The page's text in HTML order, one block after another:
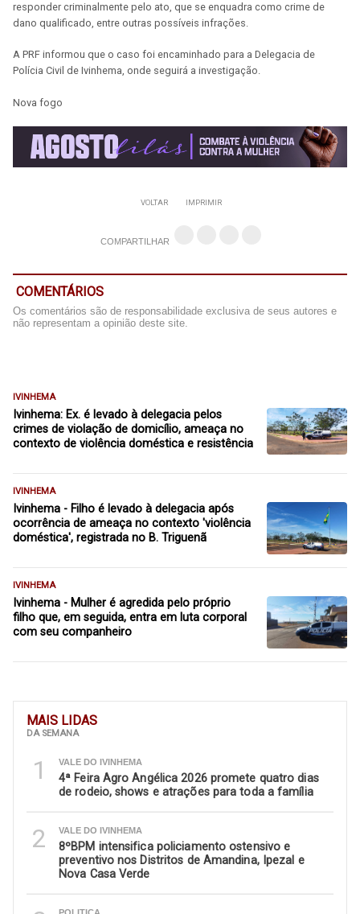
MAIS LIDAS
DA SEMANA
1 VALE DO IVINHEMA
4ª Feira Agro Angélica 2026 promete quatro dias
de rodeio, shows e atrações para toda a família
2 VALE DO IVINHEMA
8ºBPM intensifica policiamento ostensivo e
preventivo nos Distritos de Amandina, Ipezal e
Nova Casa Verde
responder criminalmente pelo ato, que se enquadra como crime de
dano qualificado, entre outras possíveis infrações.
A PRF informou que o caso foi encaminhado para a Delegacia de
Polícia Civil de Ivinhema, onde seguirá a investigação.
Nova fogo
VOLTAR IMPRIMIR
COMPARTILHAR
COMENTÁRIOS
Os comentários são de responsabilidade exclusiva de seus autores e
não representam a opinião deste site.
IVINHEMA
Ivinhema: Ex. é levado à delegacia pelos
crimes de violação de domicílio, ameaça no
contexto de violência doméstica e resistência
IVINHEMA
Ivinhema - Filho é levado à delegacia após
ocorrência de ameaça no contexto 'violência
doméstica', registrada no B. Triguenã
IVINHEMA
Ivinhema - Mulher é agredida pelo próprio
filho que, em seguida, entra em luta corporal
com seu companheiro